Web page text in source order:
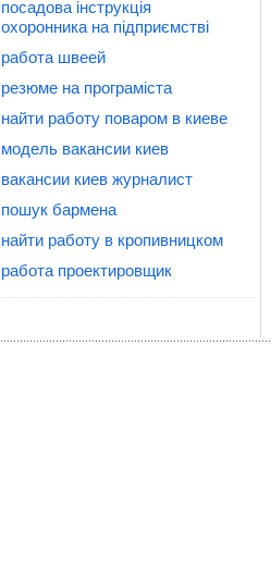
посадова інструкція
охоронника на підприємстві
работа швеей
резюме на програміста
найти работу поваром в киеве
модель вакансии киев
вакансии киев журналист
пошук бармена
найти работу в кропивницком
работа проектировщик